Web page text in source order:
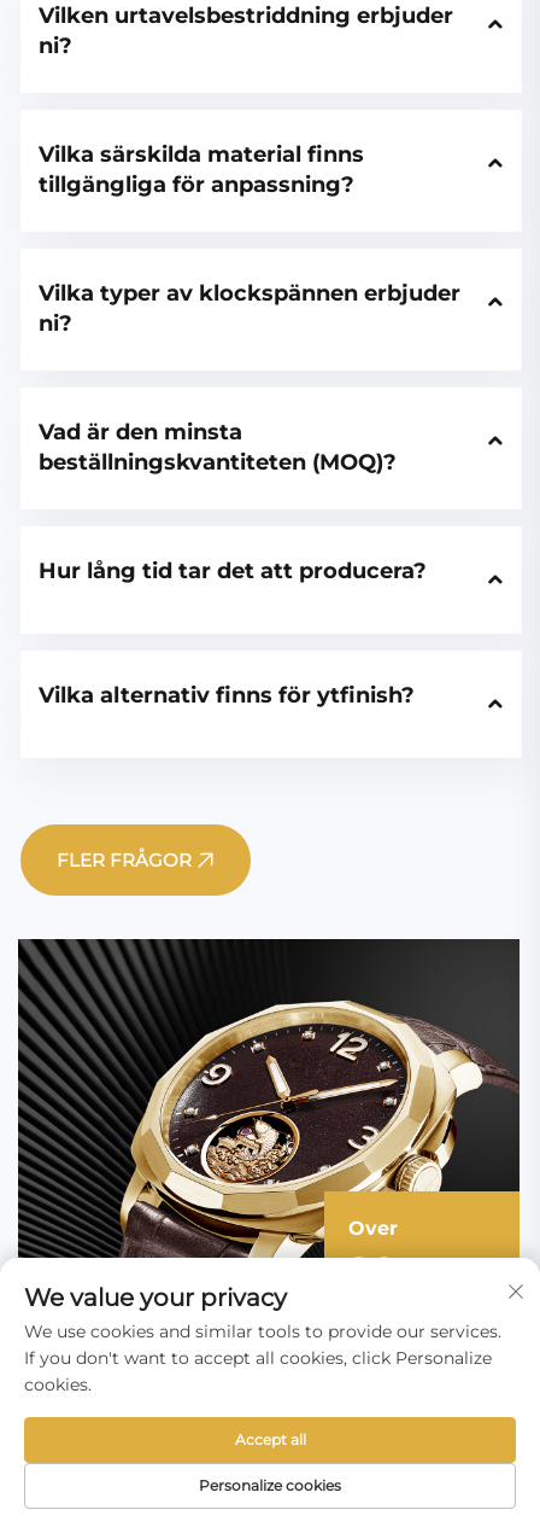
Vilken urtavelsbestriddning erbjuder
ni?
Vilka särskilda material finns
tillgängliga för anpassning?
Vilka typer av klockspännen erbjuder
ni?
Vad är den minsta
beställningskvantiteten (MOQ)?
Hur lång tid tar det att producera?
Vilka alternativ finns för ytfinish?
FLER FRÅGOR
Over
20 +
Nyheter & blogg
E-POST TELEFON
We value your privacy
We use cookies and similar tools to provide our services.
If you don't want to accept all cookies, click Personalize
cookies.
Personalize cookies
Accept all